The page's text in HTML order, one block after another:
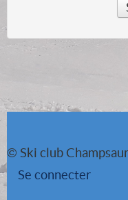
© Ski club
Se connecter